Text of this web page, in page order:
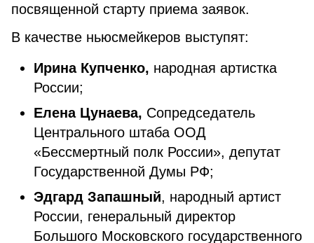
посвященной старту приема заявок.
В качестве ньюсмейкеров выступят:
Ирина Купченко, народная артистка
России;
Елена Цунаева, Сопредседатель
Центрального штаба ООД
«Бессмертный полк России», депутат
Государственной Думы РФ;
Эдгард Запашный, народный артист
России, генеральный директор
Большого Московского государственного